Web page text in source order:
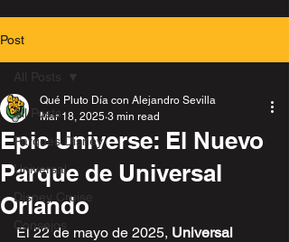
Post
All Posts
Parques Disney
Universal
Disney Cruise
Consejos
All Posts
Epic Universe: El Nuevo
Parque de Universal
Orlando
Qué Pluto Día con Alejandro Sevilla
Mar 18, 2025 3 min read
El 22 de mayo de 2025, Universal